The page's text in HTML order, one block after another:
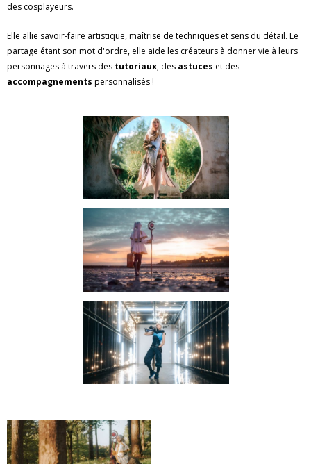
des cosplayeurs.
Elle allie savoir-faire artistique, maîtrise de techniques et sens du détail. Le
partage étant son mot d'ordre, elle aide les créateurs à donner vie à leurs
personnages à travers des tutoriaux, des astuces et des
accompagnements personnalisés !